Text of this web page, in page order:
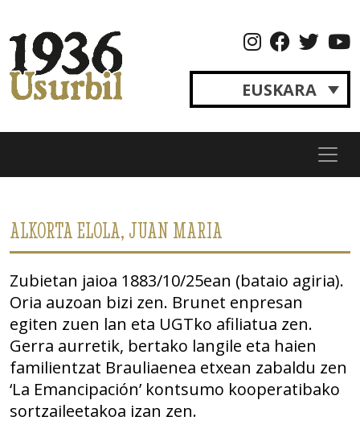
to
content
1936
zinetelako
EUSKARA
ALKORTA ELOLA, JUAN MARIA
Zubietan jaioa 1883/10/25ean (bataio agiria).
Oria auzoan bizi zen. Brunet enpresan
egiten zuen lan eta UGTko afiliatua zen.
Gerra aurretik, bertako langile eta haien
familientzat Brauliaenea etxean zabaldu zen
‘La Emancipación’ kontsumo kooperatibako
sortzaileetakoa izan zen.